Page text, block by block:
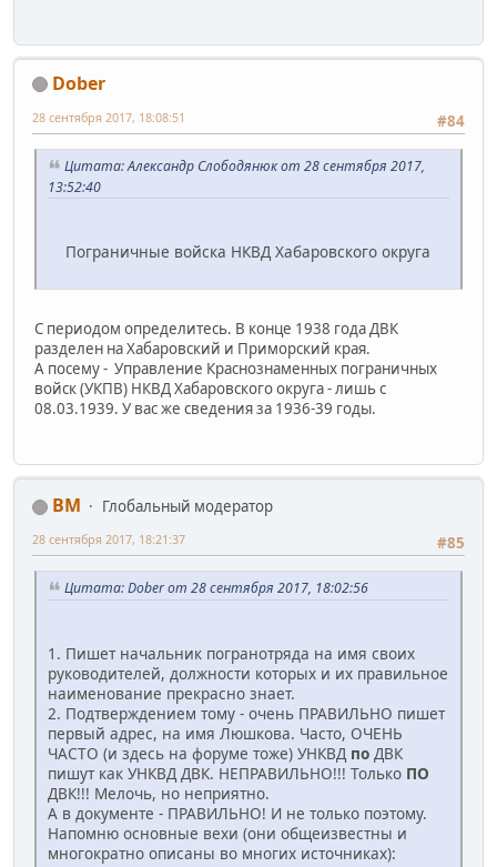
Dober
#84
28 сентября 2017, 18:08:51
Цитата: Александр Слободянюк от 28 сентября 2017,
13:52:40
Пограничные войска НКВД Хабаровского округа
С периодом определитесь. В конце 1938 года ДВК
разделен на Хабаровский и Приморский края.
А посему - Управление Краснознаменных пограничных
войск (УКПВ) НКВД Хабаровского округа - лишь с
08.03.1939. У вас же сведения за 1936-39 годы.
BM
Глобальный модератор
#85
28 сентября 2017, 18:21:37
Цитата: Dober от 28 сентября 2017, 18:02:56
1. Пишет начальник погранотряда на имя своих
руководителей, должности которых и их правильное
наименование прекрасно знает.
2. Подтверждением тому - очень ПРАВИЛЬНО пишет
первый адрес, на имя Люшкова. Часто, ОЧЕНЬ
ЧАСТО (и здесь на форуме тоже) УНКВД по ДВК
пишут как УНКВД ДВК. НЕПРАВИЛЬНО!!! Только ПО
ДВК!!! Мелочь, но неприятно.
А в документе - ПРАВИЛЬНО! И не только поэтому.
Напомню основные вехи (они общеизвестны и
многократно описаны во многих источниках):